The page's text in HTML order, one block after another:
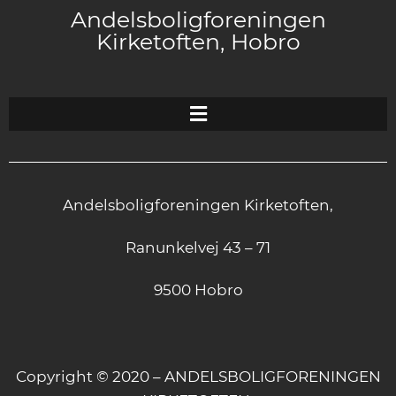
Andelsboligforeningen
Kirketoften, Hobro
Andelsboligforeningen Kirketoften,
Ranunkelvej 43 – 71
9500 Hobro
Copyright © 2020 – ANDELSBOLIGFORENINGEN